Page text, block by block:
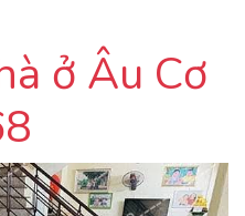
ở Âu Cơ